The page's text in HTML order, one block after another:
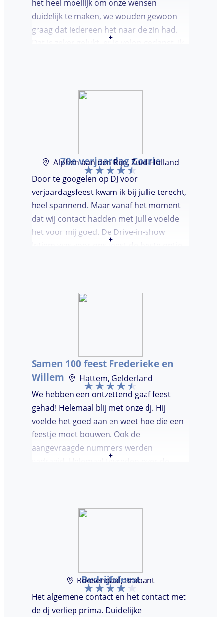
het heel moeilijk om onze wensen
duidelijk te maken, we wouden gewoon
graag dat iedereen het naar de zin had.
Dat is zeker gelukt, er is volop gedanst. Ik
+
70e verjaardag Corrie
Alphen aan den Rijn, Zuid-Holland
Door te googelen op DJ voor
verjaardagsfeest kwam ik bij jullie terecht,
heel spannend. Maar vanaf het moment
dat wij contact hadden met jullie voelde
het voor mij goed. De Drive-in-show
Intiem was voor ons feest de beste optie
jullie gevonden had. Wij hebben een
+
Samen 100 feest Frederieke en
Willem
Hattem, Gelderland
We hebben een ontzettend gaaf feest
gehad! Helemaal blij met onze dj. Hij
voelde het goed aan en weet hoe die een
feestje moet bouwen. Ook de
aangevraagde nummers werden
gedraaid. Helemaal tevreden over de
+
Bedrijfsfeest
Roosendaal, Brabant
Het algemene contact en het contact met
de dj verliep prima. Duidelijke